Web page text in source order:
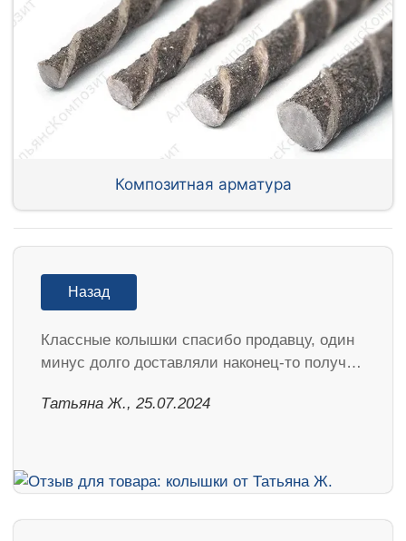
Композитная арматура
Назад
Классные колышки спасибо продавцу, один
минус долго доставляли наконец-то получ…
Татьяна Ж., 25.07.2024